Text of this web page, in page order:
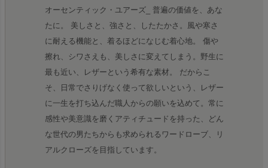
オーセンティック・ユアーズ_ 普遍の価値を、あな
たに。 美しさと、強さと、したたかさ。風や寒さ
に耐える機能と、着るほどになじむ着心地。 傷や
擦れ、シワさえも、美しさに変えてしまう。野生に
最も近い、レザーという希有な素材。 だからこ
そ、日常でさりげなく使って欲しいという、レザー
に一生を打ち込んだ職人からの願いを込めて。常に
感性や美意識を磨くアティチュードを持った、どん
な世代の男たちからも求められるワードローブ、リ
アルクローズを目指しています。